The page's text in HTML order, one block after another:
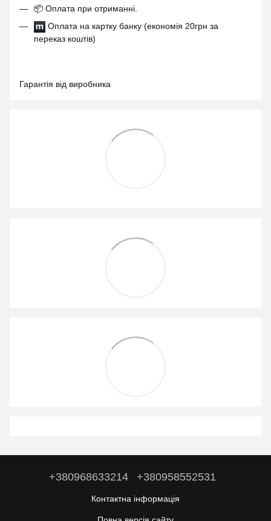
📦 Оплата при отриманні.
Оплата на картку банку (економія 20грн за
переказ коштів)
Гарантія від виробника
+380968633214 +380958552531
Контактна інформація